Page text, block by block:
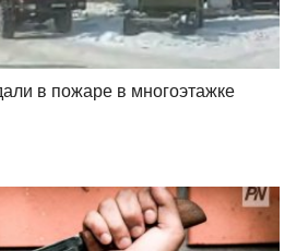
в пожаре в многоэтажке